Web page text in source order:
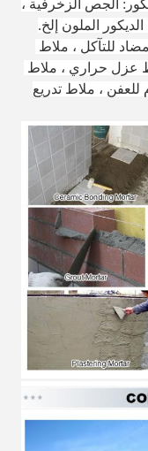
الجص الزخرفية ،
الملون إلخ.
للتآكل ، ملاط
​​عزل حراري ، ملاط
، ملاط ​​تدريع